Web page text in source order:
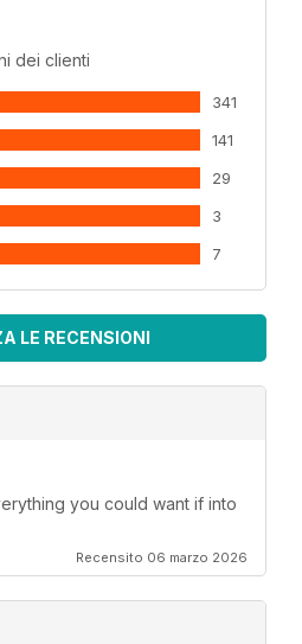
dei clienti
341
141
29
3
7
LE RECENSIONI
you could want if into
Recensito 06 marzo 2026